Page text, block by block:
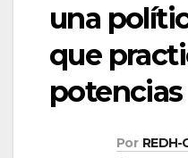
una
que
potencias
Por REDH-